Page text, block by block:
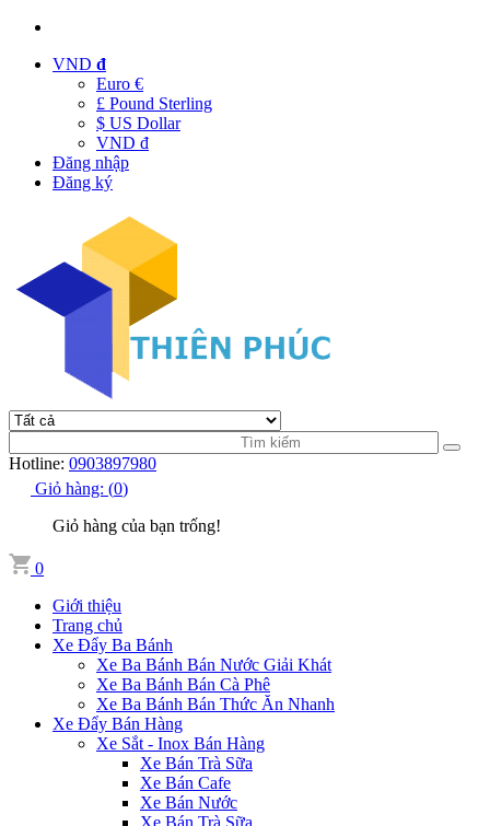
VND đ
Euro €
£ Pound Sterling
$ US Dollar
VND đ
Đăng nhập
Đăng ký
Hotline: 0903897980
Giỏ hàng: (0)
Giỏ hàng của bạn trống!
0
Giới thiệu
Trang chủ
Xe Đẩy Ba Bánh
Xe Ba Bánh Bán Nước Giải Khát
Xe Ba Bánh Bán Cà Phê
Xe Ba Bánh Bán Thức Ăn Nhanh
Xe Đẩy Bán Hàng
Xe Sắt - Inox Bán Hàng
Xe Bán Trà Sữa
Xe Bán Cafe
Xe Bán Nước
Xe Bán Trà Sữa